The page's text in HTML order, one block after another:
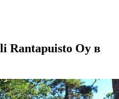
Rantapuisto Oy в